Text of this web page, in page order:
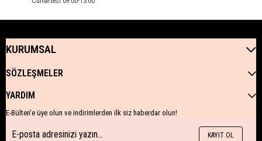
KURUMSAL
SÖZLEŞMELER
YARDIM
E-Bülten'e üye olun ve indirimlerden ilk siz haberdar olun!
KAYIT OL